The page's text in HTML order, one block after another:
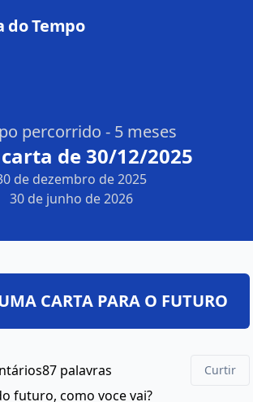
do Tempo
percorrido - 5 meses
de 30/12/2025
de dezembro de 2025
30 de junho de 2026
87 palavras Curtir
futuro, como voce vai?
CARTA PARA O FUTURO